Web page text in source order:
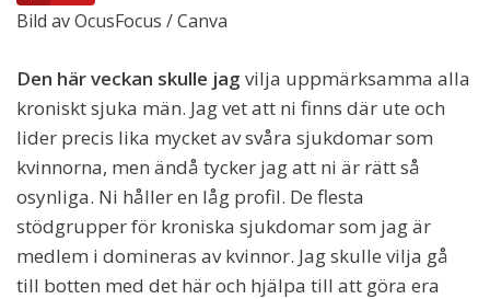
Bild av OcusFocus / Canva
Den här veckan skulle jag vilja uppmärksamma alla
kroniskt sjuka män. Jag vet att ni finns där ute och
lider precis lika mycket av svåra sjukdomar som
kvinnorna, men ändå tycker jag att ni är rätt så
osynliga. Ni håller en låg profil. De flesta
stödgrupper för kroniska sjukdomar som jag är
medlem i domineras av kvinnor. Jag skulle vilja gå
till botten med det här och hjälpa till att göra era